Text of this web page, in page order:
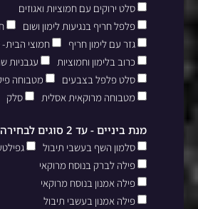
סלט ירוקים עם חמוציות ואגוזים
פלפל חריף בנגיעות לימון ושום
גזר עם לימון חריף
חמוצי הבית-
כרוב בלימון וחמוציות
עגבניות
סלט פלפל בצבעים
מטבוחה
מטבוחה מרוקאית אסלית
סלק
מנת ביניים - עד 2 סוגים לבחירה (חצי-חצי)
סלמון השף בעשבי תיבול
פילה לברק בנוסח מרוקאי
פילה אמנון בנוסח מרוקאי
פילה אמנון בעשבי תיבול